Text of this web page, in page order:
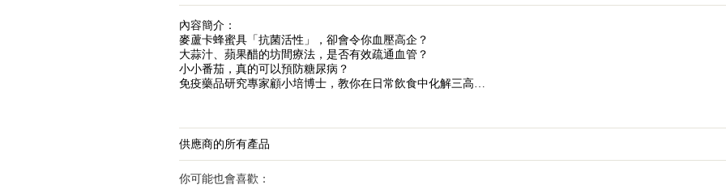
內容簡介：
麥蘆卡蜂蜜具「抗菌活性」，卻會令你血壓高企？
大蒜汁、蘋果醋的坊間療法，是否有效疏通血管？
小小番茄，真的可以預防糖尿病？
免疫藥品研究專家顧小培博士，教你在日常飲食中化解三高…
供應商的所有產品
你可能也會喜歡：